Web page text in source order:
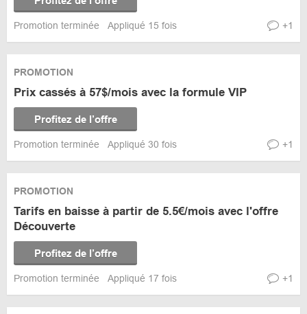
Promotion terminée Appliqué 15 fois +1
PROMOTION
Prix cassés à 57$/mois avec la formule VIP
Profitez de l’offre
Promotion terminée Appliqué 30 fois +1
PROMOTION
Tarifs en baisse à partir de 5.5€/mois avec l'offre
Découverte
Profitez de l’offre
Promotion terminée Appliqué 17 fois +1